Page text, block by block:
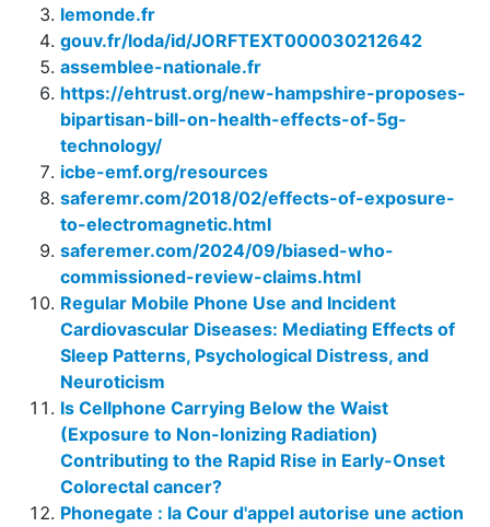
lemonde.fr
gouv.fr/loda/id/JORFTEXT000030212642
assemblee-nationale.fr
https://ehtrust.org/new-hampshire-proposes-
bipartisan-bill-on-health-effects-of-5g-
technology/
icbe-emf.org/resources
saferemr.com/2018/02/effects-of-exposure-
to-electromagnetic.html
saferemer.com/2024/09/biased-who-
commissioned-review-claims.html
Regular Mobile Phone Use and Incident
Cardiovascular Diseases: Mediating Effects of
Sleep Patterns, Psychological Distress, and
Neuroticism
Is Cellphone Carrying Below the Waist
(Exposure to Non-Ionizing Radiation)
Contributing to the Rapid Rise in Early-Onset
Colorectal cancer?
Phonegate : la Cour d'appel autorise une action